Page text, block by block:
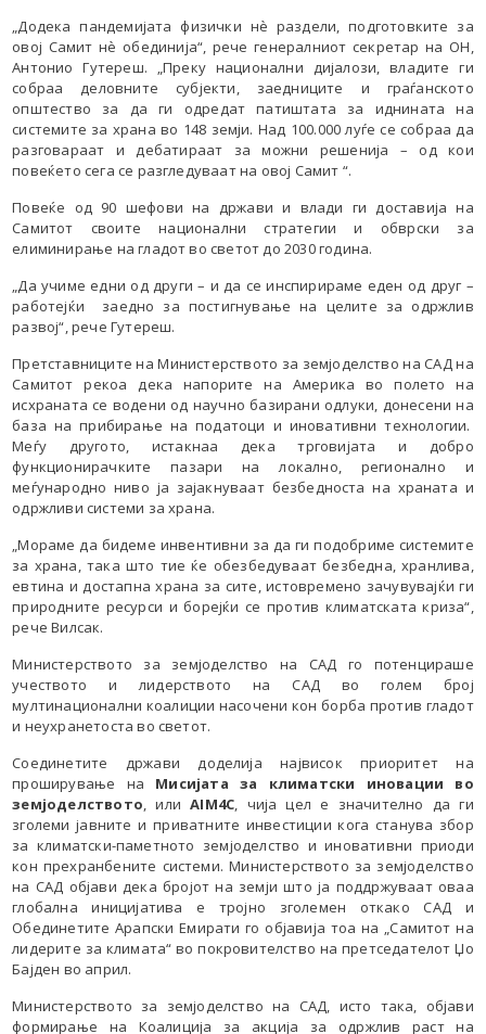
„Додека пандемијата физички нѐ раздели, подготовките за
овој Самит нѐ обединија“, рече генералниот секретар на ОН,
Антонио Гутереш. „Преку национални дијалози, владите ги
собраа деловните субјекти, заедниците и граѓанското
општество за да ги одредат патиштата за иднината на
системите за храна во 148 земји. Над 100.000 луѓе се собраа да
разговараат и дебатираат за можни решенија – од кои
повеќето сега се разгледуваат на овој Самит “.
Повеќе од 90 шефови на држави и влади ги доставија на
Самитот своите национални стратегии и обврски за
елиминирање на гладот ​​во светот до 2030 година.
„Да учиме едни од други – и да се инспирираме еден од друг –
работејќи заедно за постигнување на целите за одржлив
развој“, рече Гутереш.
Претставниците на Министерството за земјоделство на САД на
Самитот рекоа дека напорите на Америка во полето на
исхраната се водени од научно базирани одлуки, донесени на
база на прибирање на податоци и иновативни технологии.
Меѓу другото, истакнаа дека трговијата и добро
функционирачките пазари на локално, регионално и
меѓународно ниво ја зајакнуваат безбедноста на храната и
одржливи системи за храна.
„Мораме да бидеме инвентивни за да ги подобриме системите
за храна, така што тие ќе обезбедуваат безбедна, хранлива,
евтина и достапна храна за сите, истовремено зачувувајќи ги
природните ресурси и борејќи се против климатската криза“,
рече Вилсак.
Министерството за земјоделство на САД го потенцираше
учеството и лидерството на САД во голем број
мултинационални коалиции насочени кон борба против гладот
​​и неухранетоста во светот.
Соединетите држави доделија највисок приоритет на
проширување на Мисијата за климатски иновации во
земјоделството, илиAIM4C, чија цел е значително да ги
зголеми јавните и приватните инвестиции кога станува збор
за климатски-паметното земјоделство и иновативни приоди
кон прехранбените системи. Министерството за земјоделство
на САД објави дека бројот на земји што ја поддржуваат оваа
глобална иницијатива е тројно зголемен откако САД и
Обединетите Арапски Емирати го објавија тоа на „Самитот на
лидерите за климата“ во покровителство на претседателот Џо
Бајден во април.
Министерството за земјоделство на САД, исто така, објави
формирање на Коалиција за акција за одржлив раст на